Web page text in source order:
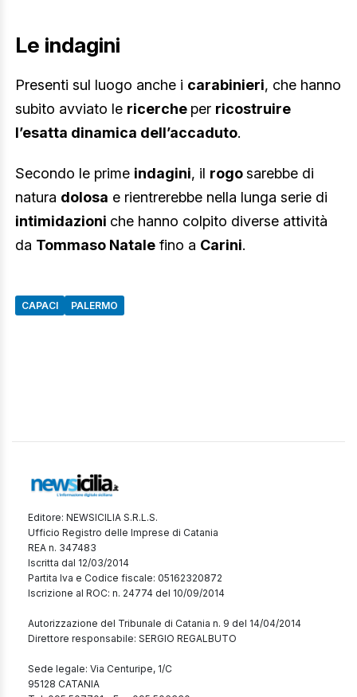
Le indagini
Presenti sul luogo anche i carabinieri, che hanno
subito avviato le ricerche per ricostruire
l’esatta dinamica dell’accaduto.
Secondo le prime indagini, il rogosarebbe di
natura dolosa e rientrerebbe nella lunga serie di
intimidazioni che hanno colpito diverse attività
da Tommaso Natale fino a Carini.
CAPACI PALERMO
Editore: NEWSICILIA S.R.L.S.
Ufficio Registro delle Imprese di Catania
REA n. 347483
Iscritta dal 12/03/2014
Partita Iva e Codice fiscale: 05162320872
Iscrizione al ROC: n. 24774 del 10/09/2014
Autorizzazione del Tribunale di Catania n. 9 del 14/04/2014
Direttore responsabile: SERGIO REGALBUTO
Sede legale: Via Centuripe, 1/C
95128 CATANIA